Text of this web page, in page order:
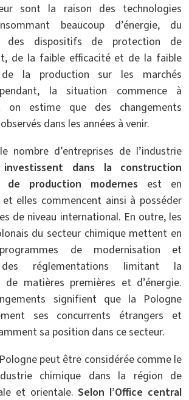
sont la raison des technologies
beaucoup d’énergie, du
des dispositifs de protection de
de la faible efficacité et de la faible
la production sur les marchés
la situation commence à
on estime que des changements
dans les années à venir.
nombre d’entreprises de l’industrie
dans la construction
de production modernes est en
elles commencent ainsi à posséder
de niveau international. En outre, les
du secteur chimique mettent en
de modernisation et
réglementations limitant la
de matières premières et d’énergie.
signifient que la Pologne
ses concurrents étrangers et
sa position dans ce secteur.
peut être considérée comme le
chimique dans la région de
et orientale.Selon l’Office central